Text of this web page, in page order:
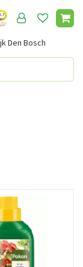
Den Bosch